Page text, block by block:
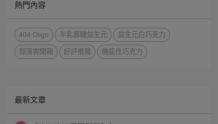
熱門內容
404 Oligo 半乳寡糖益生元 益生元白巧克力
部落客開箱 好評推薦 機能性巧克力
最新文章